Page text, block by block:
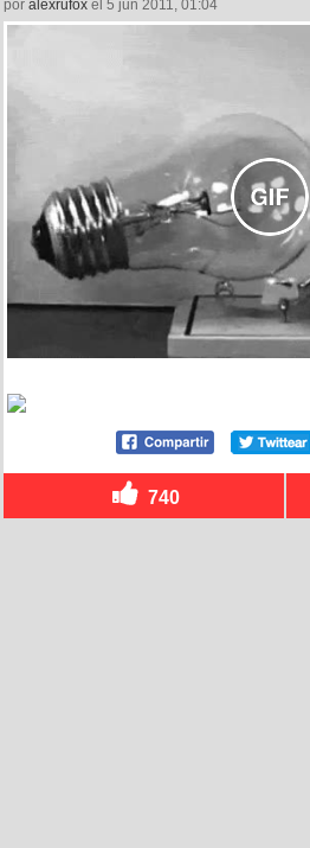
por alexrufox el 5 jun 2011, 01:04
740